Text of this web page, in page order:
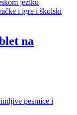
i igre i školski
na
pesmice i